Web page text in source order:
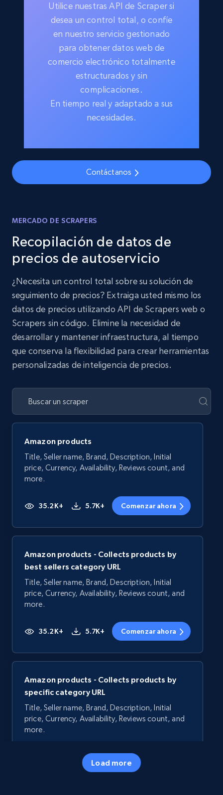
Utilice nuestras API de Scraper si
desea un control total, o confíe
en nuestro servicio gestionado
para obtener datos web de
comercio electrónico totalmente
estructurados y sin
complicaciones.
En tiempo real y adaptado a sus
necesidades.
Contáctanos
MERCADO DE SCRAPERS
Recopilación de datos de
precios de autoservicio
¿Necesita un control total sobre su solución de
seguimiento de precios? Extraiga usted mismo los
datos de precios utilizando API de Scrapers web o
Scrapers sin código. Elimine la necesidad de
desarrollar y mantener infraestructura, al tiempo
que conserva la flexibilidad para crear herramientas
personalizadas de inteligencia de precios.
Amazon products
Title, Seller name, Brand, Description, Initial
price, Currency, Availability, Reviews count, and
more.
35.2K+ 5.7K+ Comenzar ahora
Amazon products - Collects products by
best sellers category URL
Title, Seller name, Brand, Description, Initial
price, Currency, Availability, Reviews count, and
more.
35.2K+ 5.7K+ Comenzar ahora
Amazon products - Collects products by
specific category URL
Title, Seller name, Brand, Description, Initial
price, Currency, Availability, Reviews count, and
more.
5.7K+ Comenzar ahora
Load more